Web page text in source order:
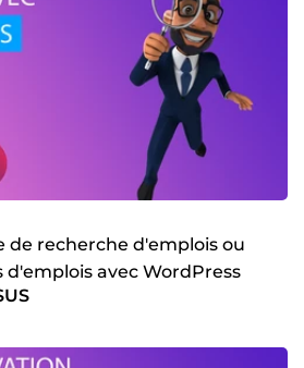
de recherche d'emplois ou
avec WordPress